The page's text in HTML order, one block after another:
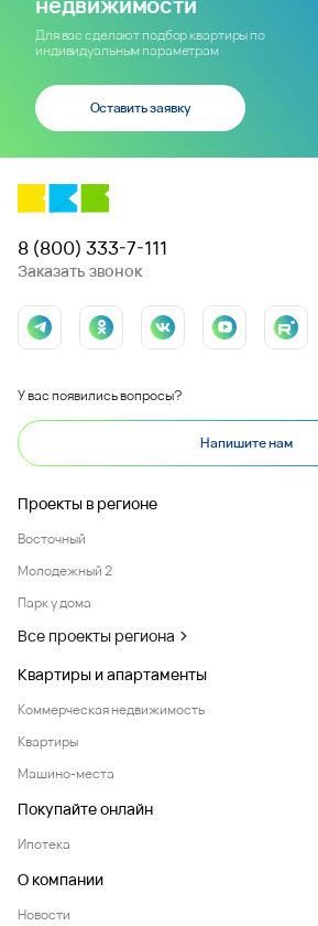
Для вас сделают подбор квартиры по
индивидуальным параметрам
Оставить заявку
8 (800) 333-7-111
Заказать звонок
У вас появились вопросы?
Напишите нам
Проекты в регионе
Восточный
Молодежный 2
Парк у дома
Все проекты региона
Квартиры и апартаменты
Коммерческая недвижимость
Квартиры
Машино-места
Покупайте онлайн
Ипотека
О компании
Новости